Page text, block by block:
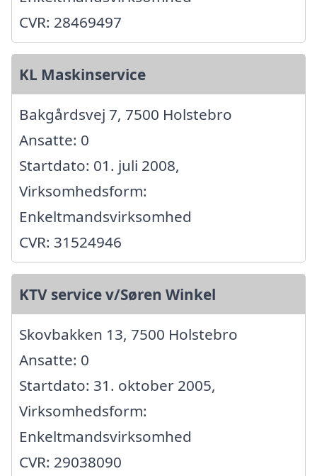
CVR: 28469497
KL Maskinservice
Bakgårdsvej 7, 7500 Holstebro
Ansatte: 0
Startdato: 01. juli 2008,
Virksomhedsform:
Enkeltmandsvirksomhed
CVR: 31524946
KTV service v/Søren Winkel
Skovbakken 13, 7500 Holstebro
Ansatte: 0
Startdato: 31. oktober 2005,
Virksomhedsform:
Enkeltmandsvirksomhed
CVR: 29038090